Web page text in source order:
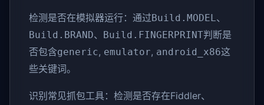
检测是否在模拟器运行：通过Build.MODEL、
Build.BRAND、 Build.FINGERPRINT判断是
否包含generic, emulator, android_x86这
些关键词。
识别常见抓包工具：检测是否存在Fiddler、